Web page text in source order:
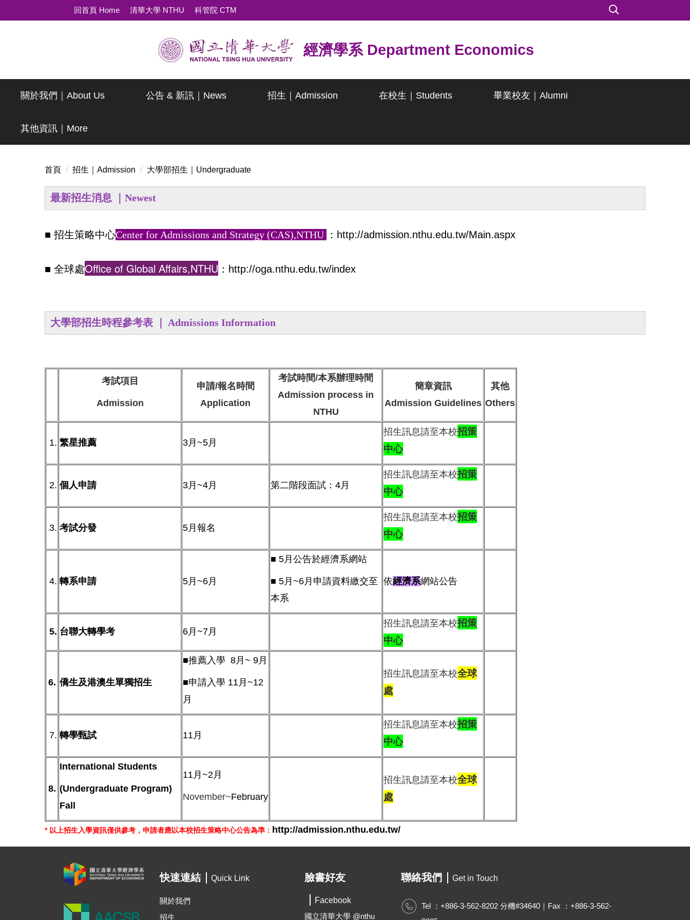
到
區
經濟學系 Department Economics
回首頁 Home 清華大學 NTHU 科管院 CTM
關於我們｜About Us 公告 & 新訊｜News 招生｜Admission 在校生｜Students 畢業校友｜Alumni
其他資訊｜More
首頁 招生｜Admission 大學部招生｜Undergraduate
最新招生消息 ｜Newest
■ 招生策略中心Center for Admissions and Strategy (CAS),NTHU ： http://admission.nthu.edu.tw/Main.aspx
■ 全球處Office of Global Affairs,NTHU ： http://oga.nthu.edu.tw/index
大學部招生時程參考表 Admissions Information
考試項目
Admission
申請/報名時間
Application
考試時間/本系辦理時間
Admission process in
NTHU
簡章資訊
Admission Guidelines
其他
Others
1. 繁星推薦 3月~5月
招生訊息請至本校招策
中心
2. 個人申請 3月~4月 第二階段面試：4月
招生訊息請至本校招策
中心
3. 考試分發 5月報名
招生訊息請至本校招策
中心
4. 轉系申請 5月~6月
■ 5月公告於經濟系網站
■ 5月~6月申請資料繳交至
本系
依經濟系網站公告
5. 台聯大轉學考 6月~7月
招生訊息請至本校招策
中心
6. 僑生及港澳生單獨招生
■推薦入學 8月~ 9月
■申請入學 11月~12
月
招生訊息請至本校全球
處
7. 轉學甄試 11月
招生訊息請至本校招策
中心
8.
International Students
(Undergraduate Program)
Fall
11月~2月
November~February
招生訊息請至本校全球
處
* 以上招生入學資訊僅供參考，申請者應以本校招生策略中心公告為準： http://admission.nthu.edu.tw/
快速連結 Quick Link
關於我們
招生
臉書好友
Facebook
國立清華大學 @nthu
聯絡我們 Get in Touch
Tel ：+886-3-562-8202 分機#34640｜Fax ：+886-3-562-